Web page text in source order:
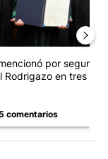
por segunda
Rodrigazo en tres
comentarios